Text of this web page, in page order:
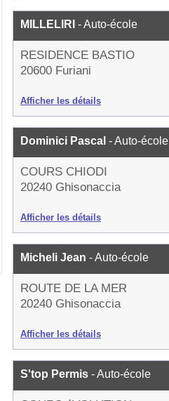
MILLELIRI - Auto-école
RESIDENCE BASTIO
20600 Furiani
Afficher les détails
Dominici Pascal - Auto-école
COURS CHIODI
20240 Ghisonaccia
Afficher les détails
Micheli Jean - Auto-école
ROUTE DE LA MER
20240 Ghisonaccia
Afficher les détails
S'top Permis - Auto-école